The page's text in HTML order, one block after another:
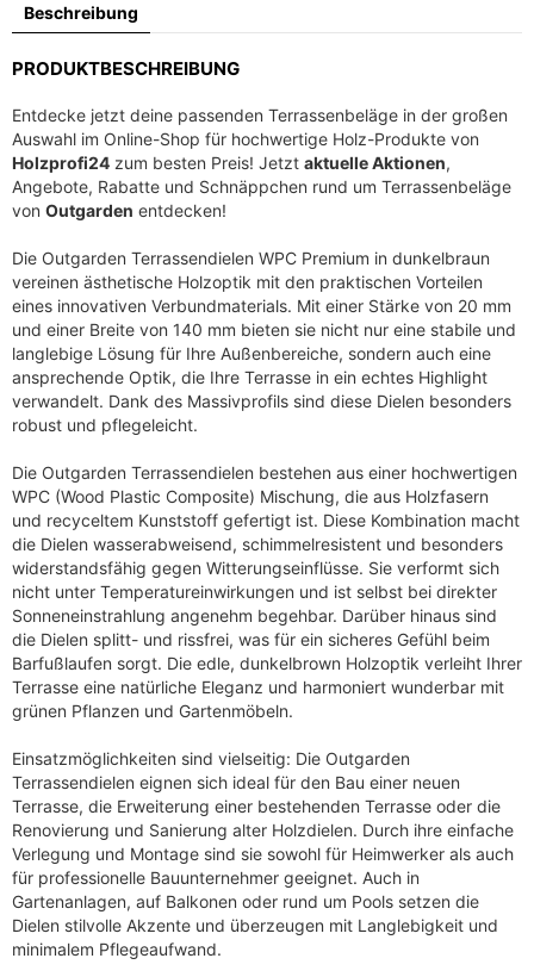
Beschreibung
PRODUKTBESCHREIBUNG
Entdecke jetzt deine passenden Terrassenbeläge in der großen
Auswahl im Online-Shop für hochwertige Holz-Produkte von
Holzprofi24 zum besten Preis! Jetzt aktuelle Aktionen,
Angebote, Rabatte und Schnäppchen rund um Terrassenbeläge
von Outgarden entdecken!
Die Outgarden Terrassendielen WPC Premium in dunkelbraun
vereinen ästhetische Holzoptik mit den praktischen Vorteilen
eines innovativen Verbundmaterials. Mit einer Stärke von 20 mm
und einer Breite von 140 mm bieten sie nicht nur eine stabile und
langlebige Lösung für Ihre Außenbereiche, sondern auch eine
ansprechende Optik, die Ihre Terrasse in ein echtes Highlight
verwandelt. Dank des Massivprofils sind diese Dielen besonders
robust und pflegeleicht.
Die Outgarden Terrassendielen bestehen aus einer hochwertigen
WPC (Wood Plastic Composite) Mischung, die aus Holzfasern
und recyceltem Kunststoff gefertigt ist. Diese Kombination macht
die Dielen wasserabweisend, schimmelresistent und besonders
widerstandsfähig gegen Witterungseinflüsse. Sie verformt sich
nicht unter Temperatureinwirkungen und ist selbst bei direkter
Sonneneinstrahlung angenehm begehbar. Darüber hinaus sind
die Dielen splitt- und rissfrei, was für ein sicheres Gefühl beim
Barfußlaufen sorgt. Die edle, dunkelbrown Holzoptik verleiht Ihrer
Terrasse eine natürliche Eleganz und harmoniert wunderbar mit
grünen Pflanzen und Gartenmöbeln.
Einsatzmöglichkeiten sind vielseitig: Die Outgarden
Terrassendielen eignen sich ideal für den Bau einer neuen
Terrasse, die Erweiterung einer bestehenden Terrasse oder die
Renovierung und Sanierung alter Holzdielen. Durch ihre einfache
Verlegung und Montage sind sie sowohl für Heimwerker als auch
für professionelle Bauunternehmer geeignet. Auch in
Gartenanlagen, auf Balkonen oder rund um Pools setzen die
Dielen stilvolle Akzente und überzeugen mit Langlebigkeit und
minimalem Pflegeaufwand.